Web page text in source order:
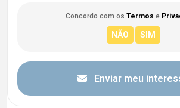
Concordo com os Termos e
Enviar meu